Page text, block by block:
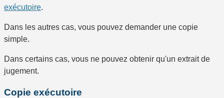
exécutoire.
Dans les autres cas, vous pouvez demander une copie
simple.
Dans certains cas, vous ne pouvez obtenir qu'un extraitde
jugement.
Copie exécutoire